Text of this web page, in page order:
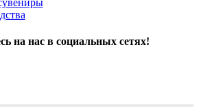
на нас в социальных сетях!